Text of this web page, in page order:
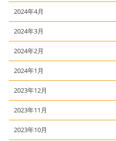
2024年4月
2024年3月
2024年2月
2024年1月
2023年12月
2023年11月
2023年10月